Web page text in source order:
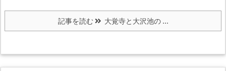
記事を読む 大覚寺と大沢池の ...